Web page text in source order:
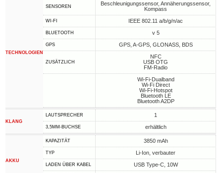
TECHNOLOGIEN
SENSOREN
Beschleunigungssensor, Annäherungssensor,
Kompass
WI-FI IEEE 802.11 a/b/g/n/ac
BLUETOOTH v 5
GPS GPS, A-GPS, GLONASS, BDS
ZUSÄTZLICH
NFC
USB OTG
FM-Radio
Wi-Fi-Dualband
Wi-Fi Direct
Wi-Fi-Hotspot
Bluetooth LE
Bluetooth A2DP
KLANG
LAUTSPRECHER 1
3,5MM-BUCHSE erhältlich
AKKU
KAPAZITÄT 3850 mAh
TYP Li-Ion, verbauter
LADEN ÜBER KABEL USB Type-C, 10W